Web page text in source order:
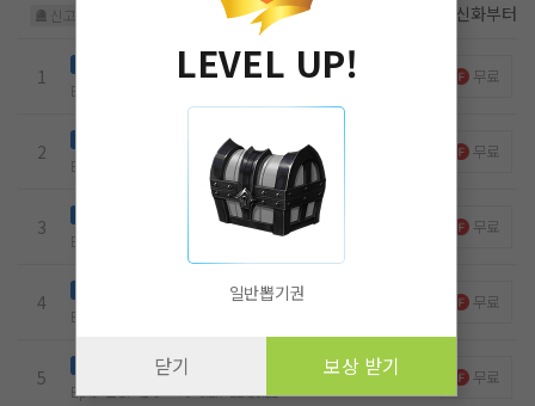
신고 최신화부터
1 잘생기신 우리 선배님, 내가 꼬시려고.
Ep.1
무료
2 당했네, 짜증나게.
Ep.2 7k 22.10.21
무료
3 예뻐, 그것도 엄청.
Ep.3 22.10.21
무료
4
Ep.4
무료
5
노벨패스 데이트 신청
Ep.5 17 9 6 6.2k 22.10.21
무료
LEVEL UP!
일반뽑기권
닫기 보상 받기